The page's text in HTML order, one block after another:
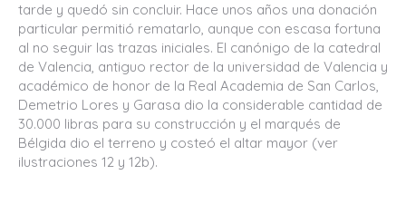
tarde y quedó sin concluir. Hace unos años una donación
particular permitió rematarlo, aunque con escasa fortuna
al no seguir las trazas iniciales. El canónigo de la catedral
de Valencia, antiguo rector de la universidad de Valencia y
académico de honor de la Real Academia de San Carlos,
Demetrio Lores y Garasa dio la considerable cantidad de
30.000 libras para su construcción y el marqués de
Bélgida dio el terreno y costeó el altar mayor (ver
ilustraciones 12 y 12b).